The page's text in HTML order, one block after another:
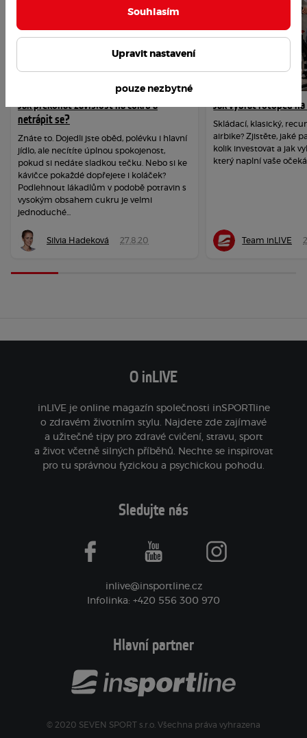
Jak překonat závislost na cukru a
netrápit se?
Znáte to. Dojedli jste oběd, polévku i hlavní
jídlo, ale necítíte úplnou spokojenost,
pokud si nedáte sladkou tečku. Nebo si ke
kávičce pokaždé dopřejete i koláček?
Podlehnout lákadlům v podobě potravin s
vysokým obsahem cukru je velmi
jednoduché...
Silvia Hadeková 27.8.20
Jak vybrat rotoped
Skládací, klasický,
airbike? Zjistěte, jaké
kolik investovat a jak
který naplní vaše
Team inLIVE
O inLIVE
inLIVE je online magazín společnosti inSPORTline
o zdravém životním stylu. Najdete zde zajímavé
a užitečné tipy pro zdravé cvičení, stravu, sport
a život včetně silných příběhů. Nechte se inspirovat
pro tu správnou fyzickou a psychickou pohodu.
Sledujte nás
facebook youtube instagram
inlive@insportline.cz
Infolinka: +420 556 300 970
Hlavní partner
© 2020 SEVEN SPORT s.r.o. Všechna práva vyhrazena
Souhlasím
Upravit nastavení
pouze nezbytné